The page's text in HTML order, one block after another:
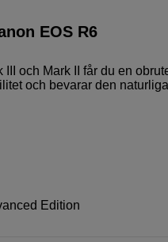
EOS R6
och Mark II får du en
och bevarar den
Edition